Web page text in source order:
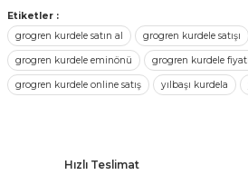
Bu ürünün fiyat bilgisi, resim, ürün
konularda yetersiz gördüğünüz
kullanarak tarafımıza iletebilirsiniz.
Görüş ve önerileriniz için teşekkür
Ürün bilgilerinde hatalar bulunuyor.
Etiketler :
grogren kurdele satın al
grogren kurdele satışı
grogren kurdele eminönü grogren kurdele
grogren kurdele online satış yılbaşı kurdela
Hızlı Teslimat